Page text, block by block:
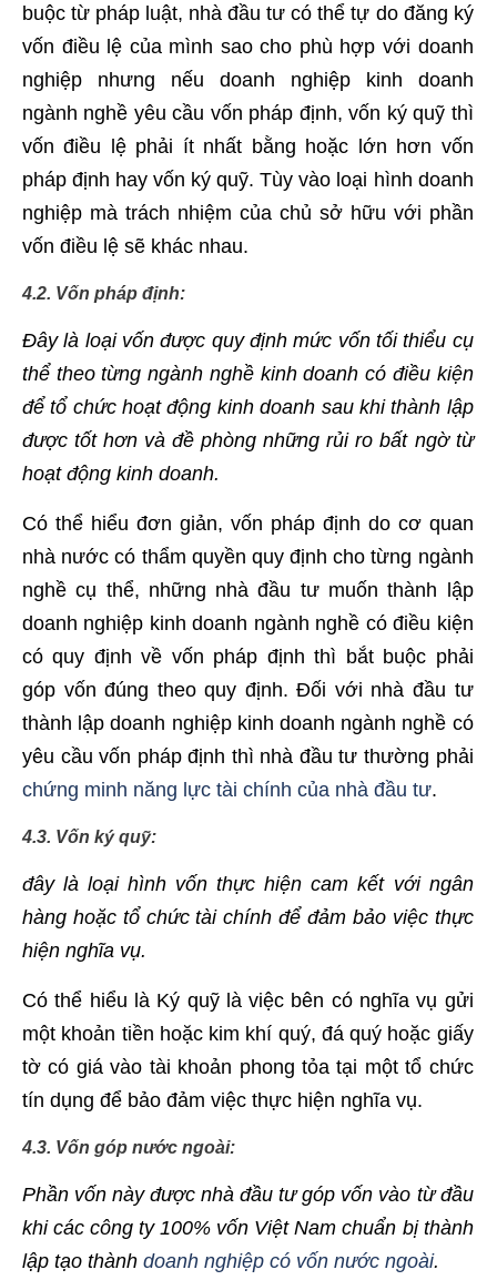
buộc từ pháp luật, nhà đầu tư có thể tự do đăng ký
vốn điều lệ của mình sao cho phù hợp với doanh
nghiệp nhưng nếu doanh nghiệp kinh doanh
ngành nghề yêu cầu vốn pháp định, vốn ký quỹ thì
vốn điều lệ phải ít nhất bằng hoặc lớn hơn vốn
pháp định hay vốn ký quỹ. Tùy vào loại hình doanh
nghiệp mà trách nhiệm của chủ sở hữu với phần
vốn điều lệ sẽ khác nhau.
4.2. Vốn pháp định:
Đây là loại vốn được quy định mức vốn tối thiểu cụ
thể theo từng ngành nghề kinh doanh có điều kiện
để tổ chức hoạt động kinh doanh sau khi thành lập
được tốt hơn và đề phòng những rủi ro bất ngờ từ
hoạt động kinh doanh.
Có thể hiểu đơn giản, vốn pháp định do cơ quan
nhà nước có thẩm quyền quy định cho từng ngành
nghề cụ thể, những nhà đầu tư muốn thành lập
doanh nghiệp kinh doanh ngành nghề có điều kiện
có quy định về vốn pháp định thì bắt buộc phải
góp vốn đúng theo quy định. Đối với nhà đầu tư
thành lập doanh nghiệp kinh doanh ngành nghề có
yêu cầu vốn pháp định thì nhà đầu tư thường phải
chứng minh năng lực tài chính của nhà đầu tư.
4.3. Vốn ký quỹ:
đây là loại hình vốn thực hiện cam kết với ngân
hàng hoặc tổ chức tài chính để đảm bảo việc thực
hiện nghĩa vụ.
Có thể hiểu là Ký quỹ là việc bên có nghĩa vụ gửi
một khoản tiền hoặc kim khí quý, đá quý hoặc giấy
tờ có giá vào tài khoản phong tỏa tại một tổ chức
tín dụng để bảo đảm việc thực hiện nghĩa vụ.
4.3. Vốn góp nước ngoài:
Phần vốn này được nhà đầu tư góp vốn vào từ đầu
khi các công ty 100% vốn Việt Nam chuẩn bị thành
lập tạo thành doanh nghiệp có vốn nước ngoài.